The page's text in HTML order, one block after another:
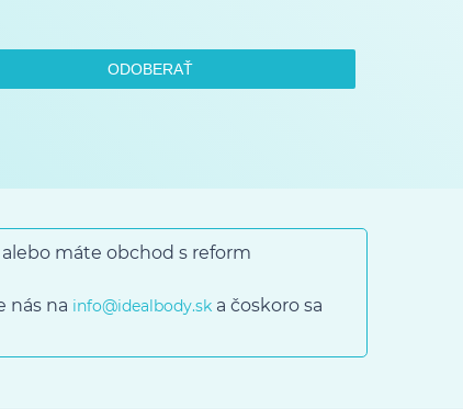
ODOBERAŤ
máte obchod s reform
nás na info@idealbody.sk a čoskoro sa